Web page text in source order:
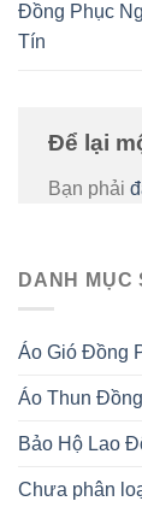
Đồng Phục
Tín
Để lại
Bạn phải
DANH MỤC
Áo Gió Đồng
Áo Thun
Bảo Hộ Lao
Chưa phân